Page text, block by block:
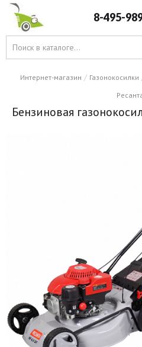
8-495-
Интернет-магазин / Газонокосилки
Бензиновая